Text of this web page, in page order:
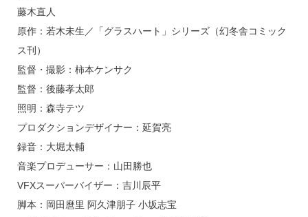
藤木直人
原作：若木未生／「グラスハート」シリーズ（幻冬舎コミック
ス刊）
監督・撮影：柿本ケンサク
監督：後藤孝太郎
照明：森寺テツ
プロダクションデザイナー：延賀亮
録音：大堀太輔
音楽プロデューサー：山田勝也
VFXスーパーバイザー：吉川辰平
脚本：岡田麿里 阿久津朋子 小坂志宝